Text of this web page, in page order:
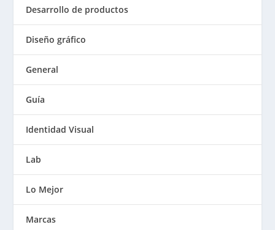
Desarrollo de productos
Diseño gráfico
General
Guía
Identidad Visual
Lab
Lo Mejor
Marcas